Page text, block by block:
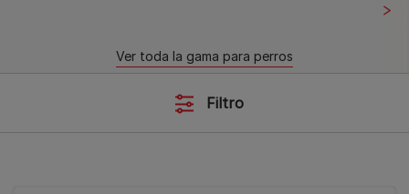
Ver toda la gama para perros
Filtro